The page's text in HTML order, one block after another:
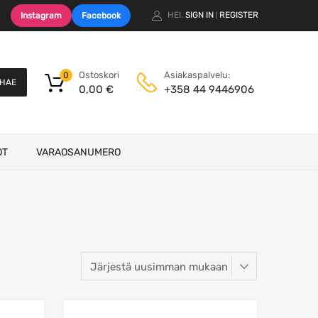
Instagram Facebook HEI. SIGN IN REGISTER
HAE
Ostoskori
0,00 €
0 Asiakaspalvelu:
+358 44 9446906
VARAOSANUMERO